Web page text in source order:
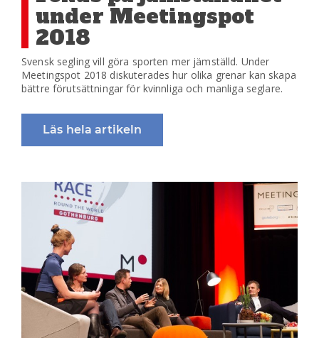
under Meetingspot
2018
Svensk segling vill göra sporten mer jämställd. Under
Meetingspot 2018 diskuterades hur olika grenar kan skapa
bättre förutsättningar för kvinnliga och manliga seglare.
Läs hela artikeln